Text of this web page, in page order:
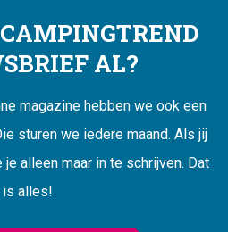
AL?
magazine hebben we ook een
sturen we iedere maand. Als jij
alleen maar in te schrijven. Dat
is alles!